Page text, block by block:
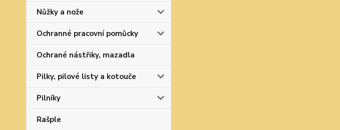
Nůžky a nože
Ochranné pracovní pomůcky
Ochrané nástřiky, mazadla
Pilky, pilové listy a kotouče
Pilníky
Rašple